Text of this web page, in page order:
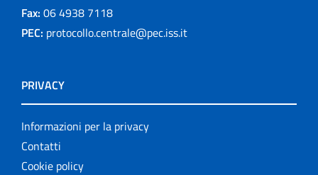
Fax: 06 4938 7118
PEC: protocollo.centrale@pec.iss.it
PRIVACY
Informazioni per la privacy
Contatti
Cookie policy